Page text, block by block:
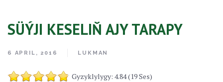
SÜÝJI KESELIŇ AJY TARAPY
6 APRIL, 2016 LUKMAN
Gyzyklylygy: 4.84 (19 Ses)